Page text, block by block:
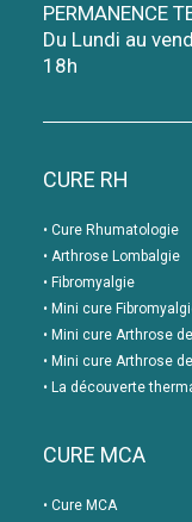
PERMANENCE
Du Lundi au
18h
CURE RH
• Cure Rhumatologie
• Arthrose Lombalgie
• Fibromyalgie
• Mini cure
• Mini cure Arthrose
• Mini cure Arthrose
• La découverte
CURE MCA
• Cure MCA